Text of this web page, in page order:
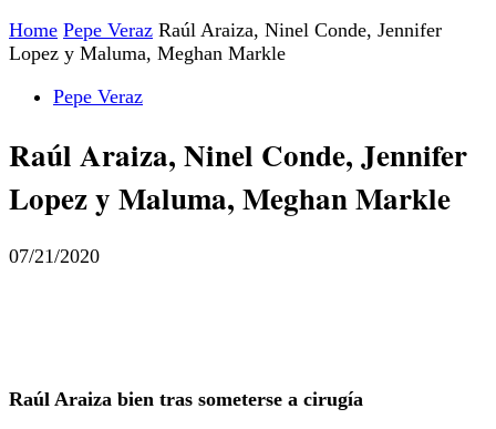
Home Pepe Veraz Raúl Araiza, Ninel Conde, Jennifer
Lopez y Maluma, Meghan Markle
Pepe Veraz
Raúl Araiza, Ninel Conde, Jennifer
Lopez y Maluma, Meghan Markle
07/21/2020
Raúl Araiza bien tras someterse a cirugía